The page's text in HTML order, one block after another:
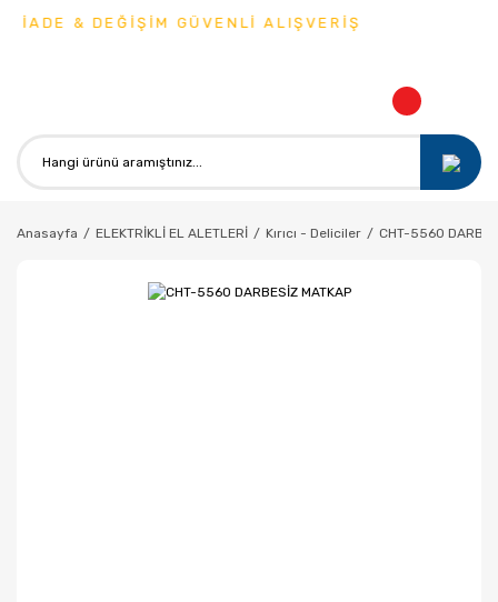
İADE & DEĞİŞİM GÜVENLİ ALIŞVERİŞ
Anasayfa ELEKTRİKLİ EL ALETLERİ Kırıcı - Deliciler CHT-5560